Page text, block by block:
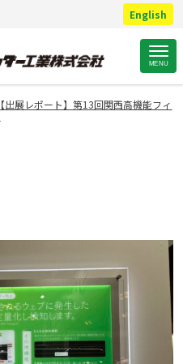
English
MENU
【出展レポート】第13回関西高機能フィ